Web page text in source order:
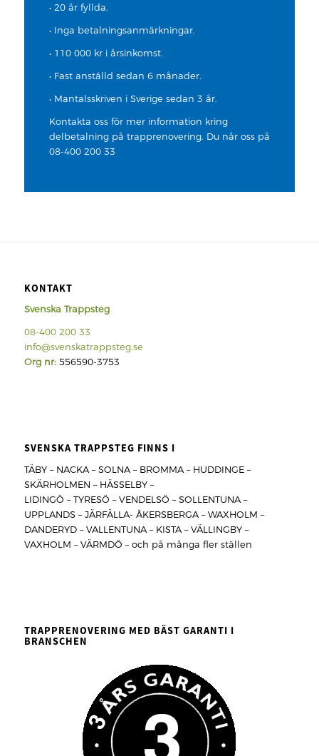
• 20 år fyllda.
• Inga betalningsanmärkningar.
• 110 000 kr i årsinkomst.
• Fast anställd sedan 6 månader.
• Mantalsskriven i Sverige sedan 3 år.
Kontakta oss för mer information kring
delbetalning på trapprenovering. Du når oss på
08-400 200 33
KONTAKT
Svenska Trappsteg
08-400 200 33
info@svenskatrappsteg.se
Org nr:556590-3753
SVENSKA TRAPPSTEG FINNS I
TÄBY – NACKA – SOLNA – BROMMA – HUDDINGE –
SKÄRHOLMEN – HÄSSELBY –
LIDINGÖ – TYRESÖ – VENDELSÖ – SOLLENTUNA –
UPPLANDS – JÄRFÄLLA- ÅKERSBERGA – WAXHOLM –
DANDERYD – VALLENTUNA – KISTA – VÄLLINGBY –
VAXHOLM – VÄRMDÖ – och på många fler ställen
TRAPPRENOVERING MED BÄST GARANTI I
BRANSCHEN